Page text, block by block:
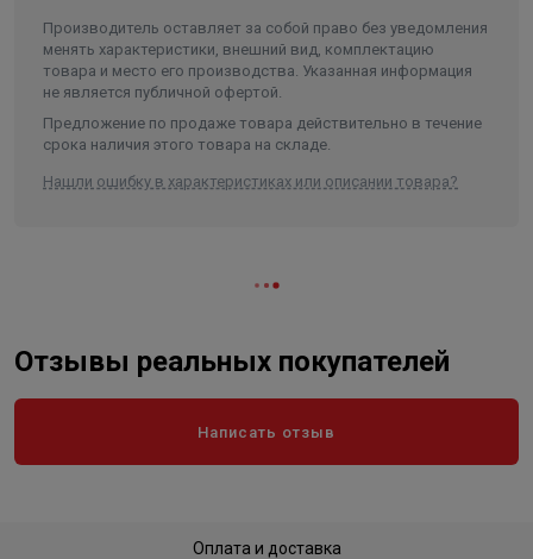
Производитель оставляет за собой право без уведомления
менять характеристики, внешний вид, комплектацию
товара и место его производства. Указанная информация
не является публичной офертой.
Предложение по продаже товара действительно в течение
срока наличия этого товара на складе.
Нашли ошибку в характеристиках или описании товара?
Отзывы реальных покупателей
Написать отзыв
Оплата и доставка